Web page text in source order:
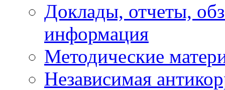
Доклады, отчеты,
информация
Методические
Независимая